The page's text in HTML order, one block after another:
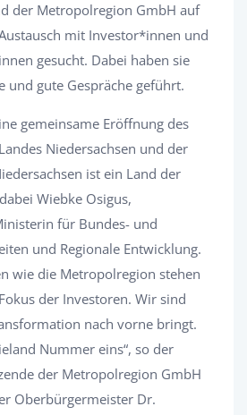
der Metropolregion GmbH auf
mit Investor*innen und
gesucht. Dabei haben sie
und gute Gespräche geführt.
gemeinsame Eröffnung des
Niedersachsen und der
ist ein Land der
Wiebke Osigus,
für Bundes- und
und Regionale Entwicklung.
wie die Metropolregion stehen
der Investoren. Wir sind
nach vorne bringt.
Nummer eins“, so der
der Metropolregion GmbH
Oberbürgermeister Dr.